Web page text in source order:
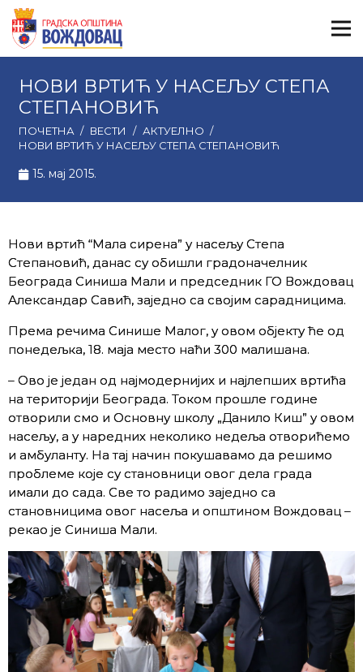
НОВИ ВРТИЋ У НАСЕЉУ СТЕПА
СТЕПАНОВИЋ
ПОЧЕТНА / ВЕСТИ / АКТУЕЛНО /
НОВИ ВРТИЋ У НАСЕЉУ СТЕПА СТЕПАНОВИЋ
15. мај 2015.
Нови вртић “Мала сирена” у насељу Степа
Степановић, данас су обишли градоначелник
Београда Синиша Мали и председник ГО Вождовац
Александар Савић, заједно са својим сарадницима.
Према речима Синише Малог, у овом објекту ће од
понедељка, 18. маја место наћи 300 малишана.
– Ово је један од најмодернијих и најлепших вртића
на територији Београда. Током прошле године
отворили смо и Основну школу „Данило Киш” у овом
насељу, а у наредних неколико недеља отворићемо
и амбуланту. На тај начин покушавамо да решимо
проблеме које су становници овог дела града
имали до сада. Све то радимо заједно са
становницима овог насеља и општином Вождовац –
рекао је Синиша Мали.